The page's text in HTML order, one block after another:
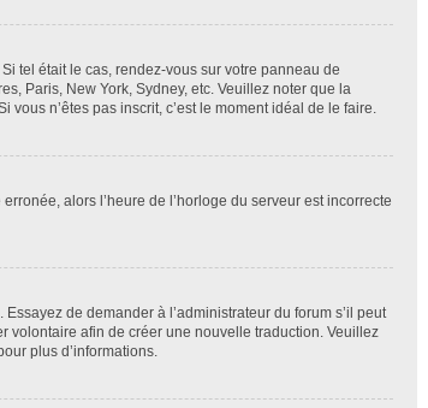
tel était le cas, rendez-vous sur votre panneau de
Paris, New York, Sydney, etc. Veuillez noter que la
n’êtes pas inscrit, c’est le moment idéal de le faire.
alors l’heure de l’horloge du serveur est incorrecte
de demander à l’administrateur du forum s’il peut
volontaire afin de créer une nouvelle traduction. Veuillez
plus d’informations.